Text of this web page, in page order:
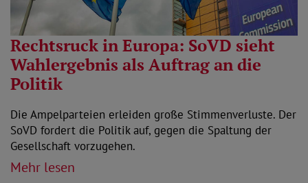
Rechtsruck in Europa: SoVD sieht
Wahlergebnis als Auftrag an die
Politik
Die Ampelparteien erleiden große Stimmenverluste. Der
SoVD fordert die Politik auf, gegen die Spaltung der
Gesellschaft vorzugehen.
Mehr lesen